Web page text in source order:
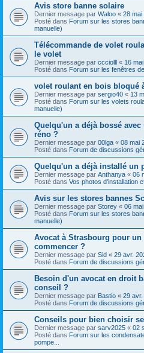
Avis store banne solaire
Dernier message par Waloo « 28 mai
Posté dans Forum sur les stores
manuelle)
Télécommande de volet
le volet
Dernier message par ccciolll « 16
Posté dans Forum sur les fenêtres
volet roulant en bois bloqué
Dernier message par sergio40 « 13
Posté dans Forum sur les volets
manuelle)
Quelqu'un a déjà bossé
réno ?
Dernier message par 00lga « 08 mai
Posté dans Forum de discussions
Quelqu'un a déjà installé un
Dernier message par Anthanya « 06
Posté dans Vos photos d'installation
Avis sur les stores bannes
Dernier message par Storey « 06
Posté dans Forum sur les stores
manuelle)
Avocat à Strasbourg pour
commencer ?
Dernier message par Sid « 29 avr.
Posté dans Forum de discussions
Besoin d'un avocat en droit
conseil ?
Dernier message par Bastio « 29
Posté dans Forum de discussions
Conseils pour bien choisir
Dernier message par sarv2025 « 02
Posté dans Forum sur les
pompe...